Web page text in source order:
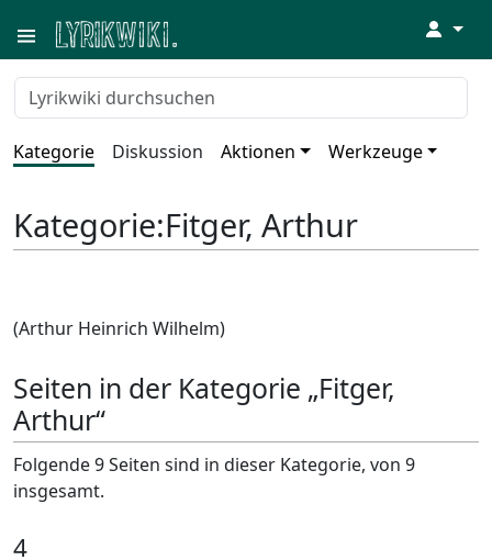
↓
Kategorie Diskussion Aktionen Werkzeuge
Kategorie:Fitger, Arthur
(Arthur Heinrich Wilhelm)
Seiten in der Kategorie „Fitger,
Arthur“
Folgende 9 Seiten sind in dieser Kategorie, von 9
insgesamt.
4